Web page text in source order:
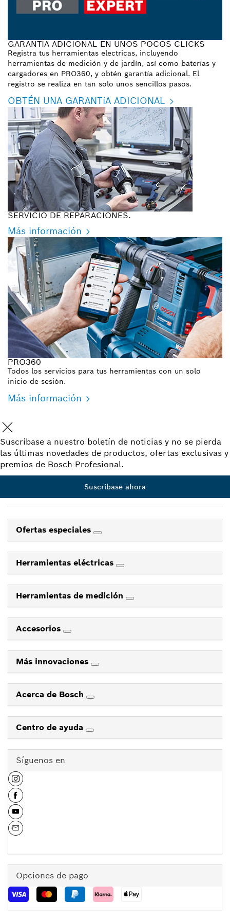
GARANTÍA ADICIONAL EN UNOS POCOS CLICKS
Registra tus herramientas electricas, incluyendo
herramientas de medición y de jardín, así como baterías y
cargadores en PRO360, y obtén garantía adicional. El
registro se realiza en tan solo unos sencillos pasos.
OBTÉN UNA GARANTíA ADICIONAL
SERVICIO DE REPARACIONES.
Más información
PRO360
Todos los servicios para tus herramientas con un solo
inicio de sesión.
Más información
Suscríbase a nuestro boletín de noticias y no se pierda
las últimas novedades de productos, ofertas exclusivas y
premios de Bosch Profesional.
Suscríbase ahora
Ofertas especiales
Herramientas eléctricas
Herramientas de medición
Accesorios
Más innovaciones
Acerca de Bosch
Centro de ayuda
Síguenos en
Opciones de pago